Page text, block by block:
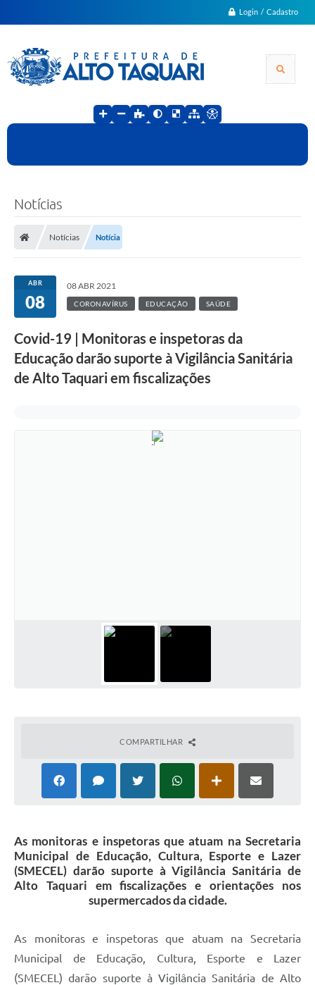
Login / Cadastro
Notícias
Notícias Notícia
ABR
08
08 ABR 2021
CORONAVÍRUS EDUCAÇÃO SAÚDE
Covid-19 | Monitoras e inspetoras da
Educação darão suporte à Vigilância Sanitária
de Alto Taquari em fiscalizações
COMPARTILHAR
As monitoras e inspetoras que atuam na Secretaria
Municipal de Educação, Cultura, Esporte e Lazer
(SMECEL) darão suporte à Vigilância Sanitária de
Alto Taquari em fiscalizações e orientações nos
supermercados da cidade.
As monitoras e inspetoras que atuam na Secretaria
Municipal de Educação, Cultura, Esporte e Lazer
(SMECEL) darão suporte à Vigilância Sanitária de Alto